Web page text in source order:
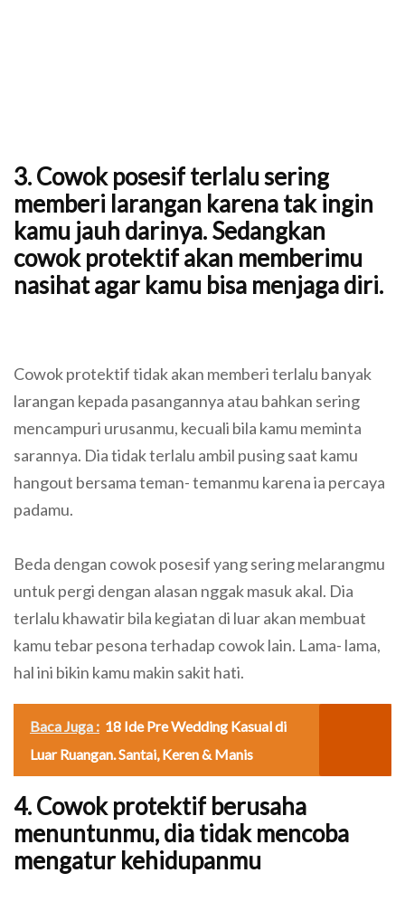
3. Cowok posesif terlalu sering
memberi larangan karena tak ingin
kamu jauh darinya. Sedangkan
cowok protektif akan memberimu
nasihat agar kamu bisa menjaga diri.
Cowok protektif tidak akan memberi terlalu banyak
larangan kepada pasangannya atau bahkan sering
mencampuri urusanmu, kecuali bila kamu meminta
sarannya. Dia tidak terlalu ambil pusing saat kamu
hangout bersama teman- temanmu karena ia percaya
padamu.
Beda dengan cowok posesif yang sering melarangmu
untuk pergi dengan alasan nggak masuk akal. Dia
terlalu khawatir bila kegiatan di luar akan membuat
kamu tebar pesona terhadap cowok lain. Lama- lama,
hal ini bikin kamu makin sakit hati.
Baca Juga : 18 Ide Pre Wedding Kasual di
Luar Ruangan. Santai, Keren & Manis
4. Cowok protektif berusaha
menuntunmu, dia tidak mencoba
mengatur kehidupanmu